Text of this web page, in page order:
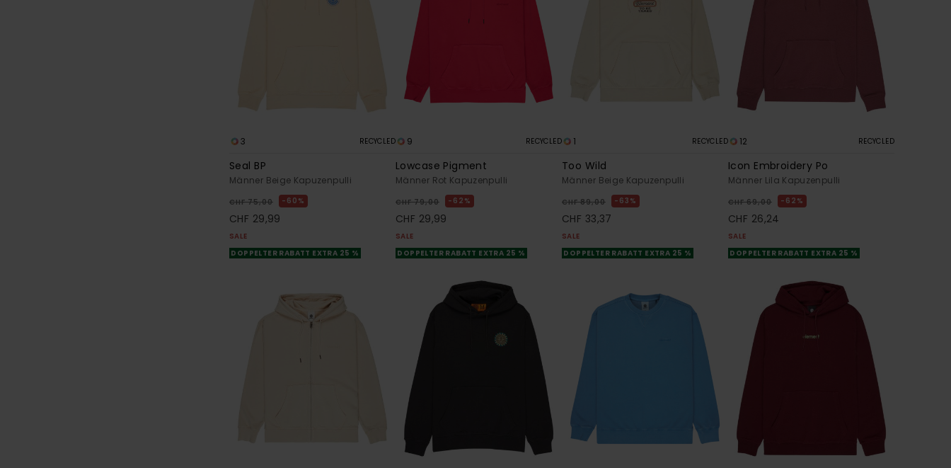
3 RECYCLED
Seal BP
Männer Beige Kapuzenpulli
CHF 75,00 60%
CHF 29,99
SALE
DOPPELTER RABATT EXTRA 25 %
9 RECYCLED
Lowcase Pigment
Männer Rot Kapuzenpulli
CHF 79,00 62%
CHF 29,99
SALE
DOPPELTER RABATT EXTRA 25 %
1 RECYCLED
Too Wild
Männer Beige Kapuzenpulli
CHF 89,00 63%
CHF 33,37
SALE
DOPPELTER RABATT EXTRA 25 %
12 RECYCLED
Icon Embroidery Po
Männer Lila Kapuzenpulli
CHF 69,00 62%
CHF 26,24
SALE
DOPPELTER RABATT EXTRA 25 %